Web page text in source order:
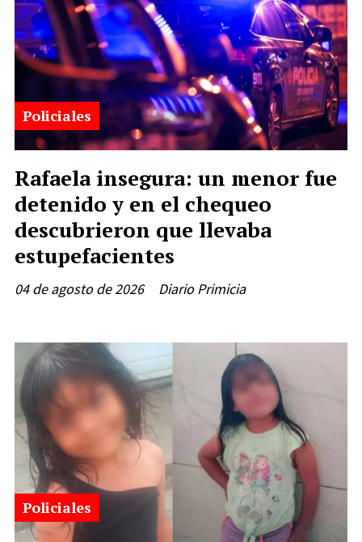
Rafaela insegura: un menor fue
detenido y en el chequeo
descubrieron que llevaba
estupefacientes
Diario Primicia
Policiales
04 de agosto de 2026
Policiales